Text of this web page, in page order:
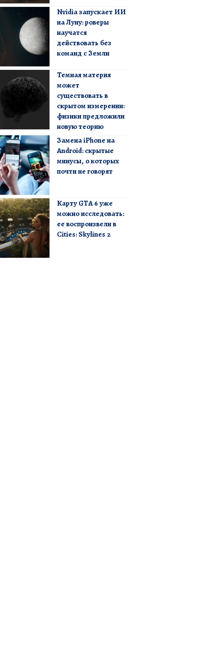
Nvidia запускает ИИ
на Луну: роверы
научатся
действовать без
команд с Земли
Темная материя
может
существовать в
скрытом измерении:
физики предложили
новую теорию
Замена iPhone на
Android: скрытые
минусы, о которых
почти не говорят
Карту GTA 6 уже
можно исследовать:
ее воспроизвели в
Cities: Skylines 2